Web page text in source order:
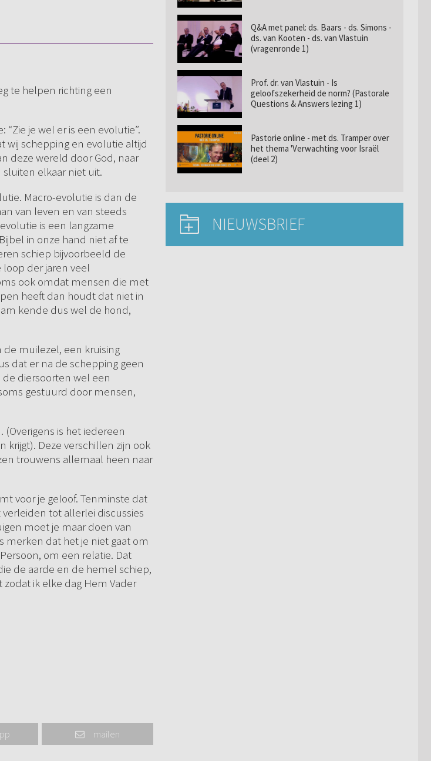
te helpen richting een
“Zie je wel er is een evolutie”.
wij schepping en evolutie altijd
deze wereld door God, naar
sluiten elkaar niet uit.
Macro-evolutie is dan de
van leven en van steeds
is een langzame
in onze hand niet af te
schiep bijvoorbeeld de
der jaren veel
ook omdat mensen die met
heeft dan houdt dat niet in
kende dus wel de hond,
de muilezel, een kruising
dat er na de schepping geen
diersoorten wel een
gestuurd door mensen,
is het iedereen
Deze verschillen zijn ook
trouwens allemaal heen naar
voor je geloof. Tenminste dat
verleiden tot allerlei discussies
moet je maar doen van
merken dat het je niet gaat om
om een relatie. Dat
de aarde en de hemel schiep,
ik elke dag Hem Vader
mailen
Q&A met panel: ds. Baars - ds. Simons -
ds. van Kooten - ds. van Vlastuin
(vragenronde 1)
Prof. dr. van Vlastuin - Is
geloofszekerheid de norm? (Pastorale
Questions & Answers lezing 1)
Pastorie online - met ds. Tramper over
het thema 'Verwachting voor Israël
(deel 2)
NIEUWSBRIEF